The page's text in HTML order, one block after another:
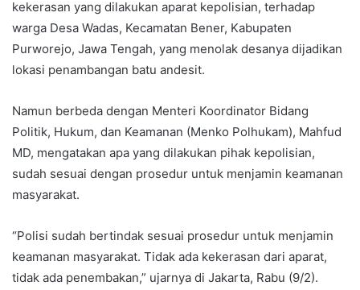
kekerasan yang dilakukan aparat kepolisian, terhadap
warga Desa Wadas, Kecamatan Bener, Kabupaten
Purworejo, Jawa Tengah, yang menolak desanya dijadikan
lokasi penambangan batu andesit.
Namun berbeda dengan Menteri Koordinator Bidang
Politik, Hukum, dan Keamanan (Menko Polhukam), Mahfud
MD, mengatakan apa yang dilakukan pihak kepolisian,
sudah sesuai dengan prosedur untuk menjamin keamanan
masyarakat.
“Polisi sudah bertindak sesuai prosedur untuk menjamin
keamanan masyarakat. Tidak ada kekerasan dari aparat,
tidak ada penembakan,” ujarnya di Jakarta, Rabu (9/2).